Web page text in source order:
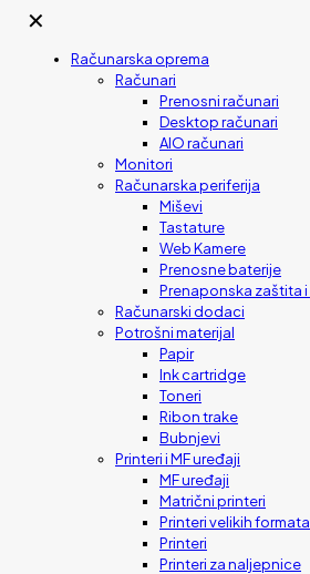
✕
Računarska oprema
Računari
Prenosni računari
Desktop računari
AIO računari
Monitori
Računarska periferija
Miševi
Tastature
Web Kamere
Prenosne baterije
Prenaponska zaštita
Računarski dodaci
Potrošni materijal
Papir
Ink cartridge
Toneri
Ribon trake
Bubnjevi
Printeri i MF uređaji
MF uređaji
Matrični printeri
Printeri velikih formata
Printeri
Printeri za naljepnice